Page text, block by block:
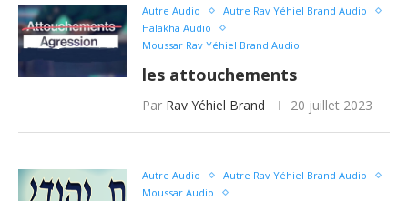
Autre Audio
Autre Rav Yéhiel Brand Audio
Halakha Audio
Moussar Rav Yéhiel Brand Audio
les attouchements
Par Rav Yéhiel Brand 20 juillet 2023
Autre Audio
Autre Rav Yéhiel Brand Audio
Moussar Audio